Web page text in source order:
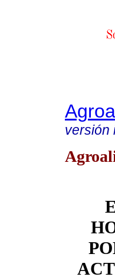
versión